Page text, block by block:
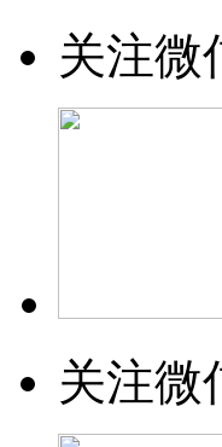
关注微
关注微